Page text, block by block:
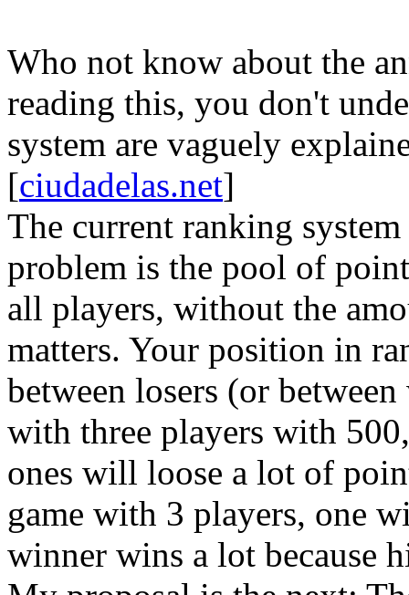
Who not know about the
reading this, you don't
system are vaguely
[ciudadelas.net]
The current ranking
problem is the pool of
all players, without the
matters. Your position in
between losers (or
with three players with
ones will loose a lot of
game with 3 players, one
winner wins a lot because